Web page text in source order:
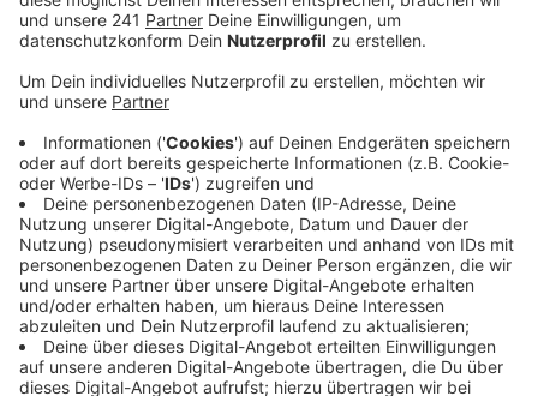
Veröffentlicht: Samstag, 14.09.2019 09:58
Anzeige
Das Misch-Masch-Wetter im August ist Schuld daran,
dass wir nicht an den Rekord vom letzten Jahr
rankommen, heißt es vom Sportpark. Im Vergleich zu
den Vorjahren sei der Besucheransturm dank Hitze-
Sommer aber wieder groß gewesen. Der Freibad-
Betreiber hofft, dass es auch im kommenden Sommer
wieder beständig gutes Wetter gibt.
Allerdings verfolgt er die Entwicklungen zu immer